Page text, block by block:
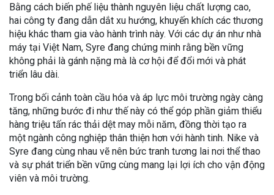
Bằng cách biến phế liệu thành nguyên liệu chất lượng cao,
hai công ty đang dẫn dắt xu hướng, khuyến khích các thương
hiệu khác tham gia vào hành trình này. Với các dự án như nhà
máy tại Việt Nam, Syre đang chứng minh rằng bền vững
không phải là gánh nặng mà là cơ hội để đổi mới và phát
triển lâu dài.
Trong bối cảnh toàn cầu hóa và áp lực môi trường ngày càng
tăng, những bước đi như thế này có thể góp phần giảm thiểu
hàng triệu tấn rác thải dệt may mỗi năm, đồng thời tạo ra
một ngành công nghiệp thân thiện hơn với hành tinh. Nike và
Syre đang cùng nhau vẽ nên bức tranh tương lai nơi thể thao
và sự phát triển bền vững cùng mang lại lợi ích cho vận động
viên và môi trường.